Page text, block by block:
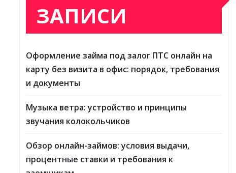
ЗАПИСИ
Оформление займа под залог ПТС онлайн на
карту без визита в офис: порядок, требования
и документы
Музыка ветра: устройство и принципы
звучания колокольчиков
Обзор онлайн-займов: условия выдачи,
процентные ставки и требования к